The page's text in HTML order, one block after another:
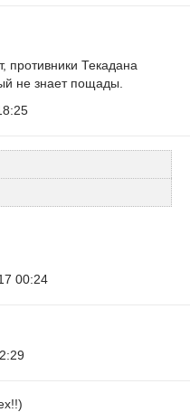
противники Текадана
не знает пощады.
00:24